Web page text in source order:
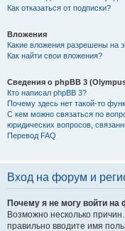
Как отказаться от подписки?
Вложения
Какие вложения разрешены на
Как найти свои вложения?
Сведения о phpBB 3
Кто написал phpBB 3?
Почему здесь нет такой-то
С кем можно связаться по
юридических вопросов,
Перевод FAQ
Вход на форум и
Почему я не могу войти на
Возможно несколько
правильно вводите имя